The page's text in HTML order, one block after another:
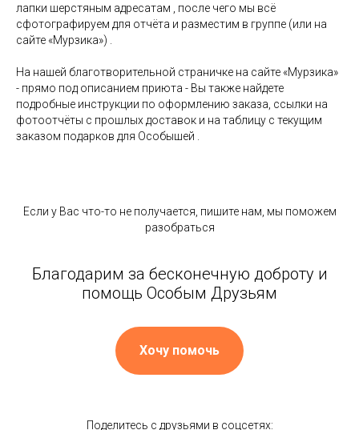
лапки шерстяным адресатам , после чего мы всё
сфотографируем для отчёта и разместим в группе (или на
сайте «Мурзика») .
На нашей благотворительной страничке на сайте «Мурзика»
- прямо под описанием приюта - Вы также найдете
подробные инструкции по оформлению заказа, ссылки на
фотоотчёты с прошлых доставок и на таблицу с текущим
заказом подарков для Особышей .
Если у Вас что-то не получается, пишите нам, мы поможем
разобраться
Благодарим за бесконечную доброту и
помощь Особым Друзьям
Хочу помочь
Поделитесь с друзьями в соцсетях: